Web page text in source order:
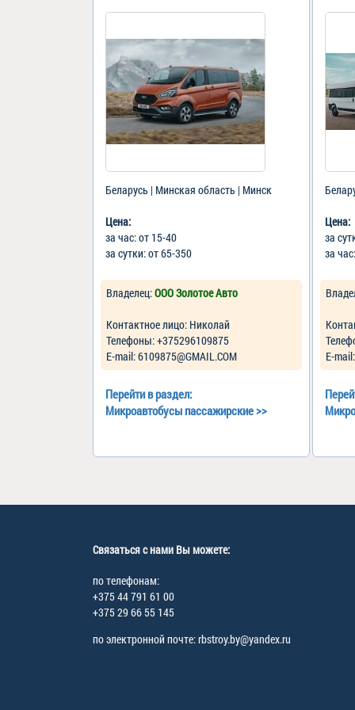
Беларусь | Минская область | Минск
Цена:
за час: от 15-40
за сутки: от 65-350
Владелец:ООО Золотое Авто
Контактное лицо: Николай
Телефоны: +375296109875
Е-mail: 6109875@GMAIL.COM
Перейти в раздел:
Микроавтобусы пассажирские>>
Цена:
за
за
Е-
Связаться с нами Вы можете:
по телефонам:
+375 44 791 61 00
+375 29 66 55 145
по электронной почте: rbstroy.by@yandex.ru